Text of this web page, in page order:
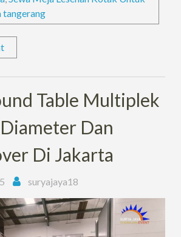
tangerang
Table Multiplek
Dan
Di Jakarta
suryajaya18